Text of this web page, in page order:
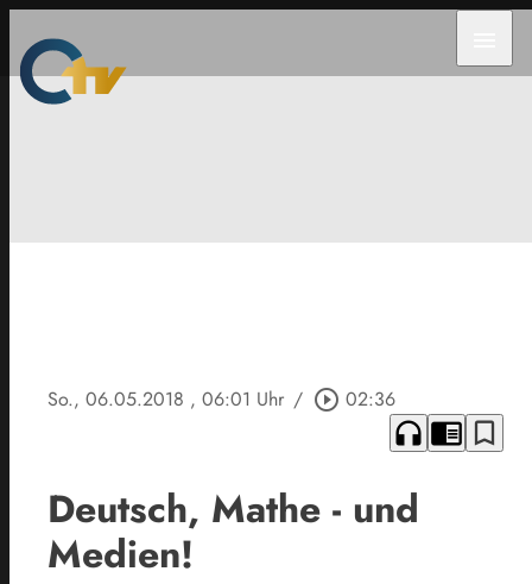
So., 06.05.2018 , 06:01 Uhr / play_circle_outline 02:36
headphones chrome_reader_mode bookmark_border
Deutsch, Mathe - und
Medien!